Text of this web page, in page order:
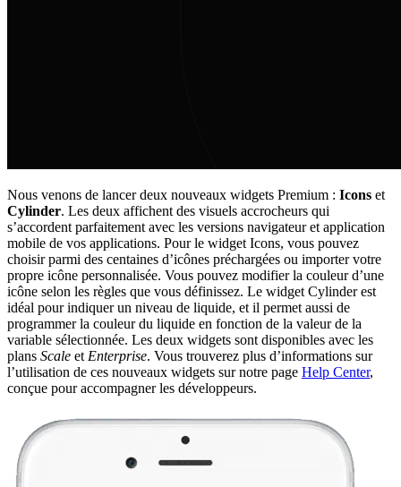
Nous venons de lancer deux nouveaux widgets Premium : Icons et
Cylinder. Les deux affichent des visuels accrocheurs qui
s’accordent parfaitement avec les versions navigateur et application
mobile de vos applications. Pour le widget Icons, vous pouvez
choisir parmi des centaines d’icônes préchargées ou importer votre
propre icône personnalisée. Vous pouvez modifier la couleur d’une
icône selon les règles que vous définissez. Le widget Cylinder est
idéal pour indiquer un niveau de liquide, et il permet aussi de
programmer la couleur du liquide en fonction de la valeur de la
variable sélectionnée. Les deux widgets sont disponibles avec les
plans Scale et Enterprise. Vous trouverez plus d’informations sur
l’utilisation de ces nouveaux widgets sur notre page Help Center,
conçue pour accompagner les développeurs.